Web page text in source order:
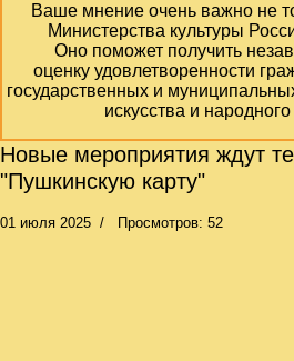
Ваше мнение очень важно не
Министерства культуры
Оно поможет получить
оценку удовлетворенности
государственных и
искусства и
Новые мероприятия ждут
"Пушкинскую карту"
01 июля 2025 Просмотров: 52